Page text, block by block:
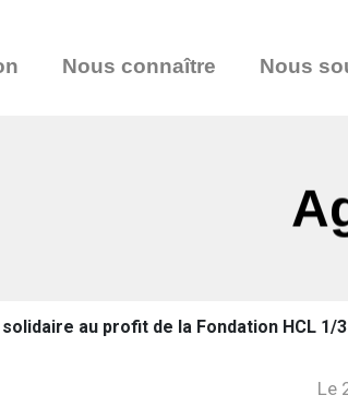
Nous connaître Nous
au profit de la Fondation HCL 1/3
Le